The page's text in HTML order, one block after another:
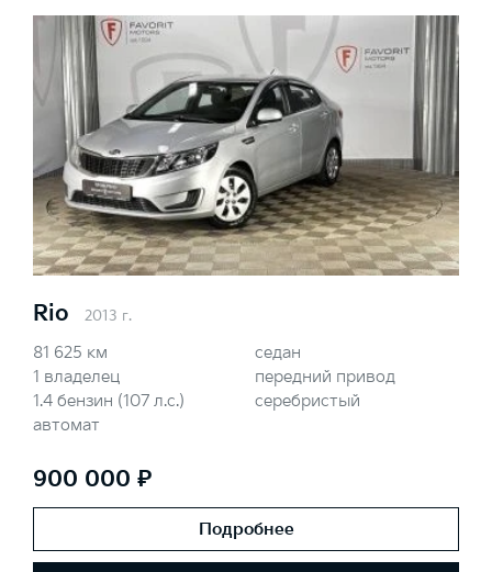
Rio 2013 г.
81 625 км
1 владелец
1.4 бензин (107 л.с.)
автомат
седан
передний привод
серебристый
900 000 ₽
Подробнее